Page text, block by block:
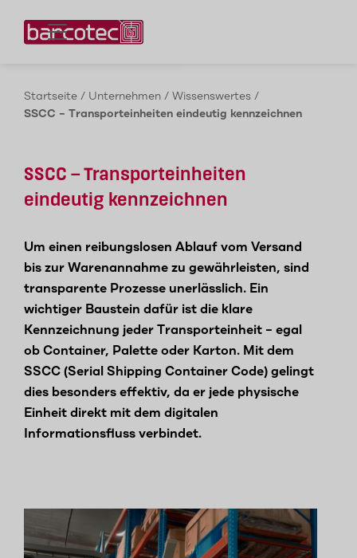
Startseite / Unternehmen / Wissenswertes /
SSCC – Transporteinheiten eindeutig kennzeichnen
SSCC – Transporteinheiten
eindeutig kennzeichnen
Um einen reibungslosen Ablauf vom Versand
bis zur Warenannahme zu gewährleisten, sind
transparente Prozesse unerlässlich. Ein
wichtiger Baustein dafür ist die klare
Kennzeichnung jeder Transporteinheit – egal
ob Container, Palette oder Karton. Mit dem
SSCC (Serial Shipping Container Code) gelingt
dies besonders effektiv, da er jede physische
Einheit direkt mit dem digitalen
Informationsfluss verbindet.
Kontaktieren Sie uns!